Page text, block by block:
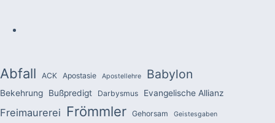
Abfall ACK Apostasie Apostellehre Babylon
Bekehrung Bußpredigt Darbysmus Evangelische Allianz
Freimaurerei Frömmler Gehorsam Geistesgaben